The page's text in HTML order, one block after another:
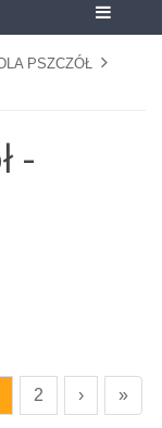
Centrum
PSZCZÓŁ
-
2 › »